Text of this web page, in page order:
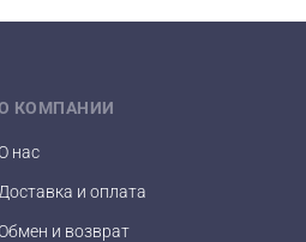
КОМПАНИИ
нас
Доставка и оплата
и возврат